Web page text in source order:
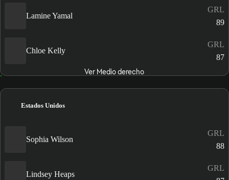
Lamine Yamal
GRL
89
Chloe Kelly
GRL
87
Ver Medio derecho
Estados Unidos
Sophia Wilson
GRL
88
Lindsey Heaps
GRL